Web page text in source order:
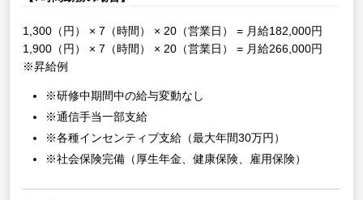
1,300（円） × 7（時間） × 20（営業日） = 月給182,000円
1,900（円） × 7（時間） × 20（営業日） = 月給266,000円
※昇給例
※研修中期間中の給与変動なし
※通信手当一部支給
※各種インセンティブ支給（最大年間30万円）
※社会保険完備（厚生年金、健康保険、雇用保険）